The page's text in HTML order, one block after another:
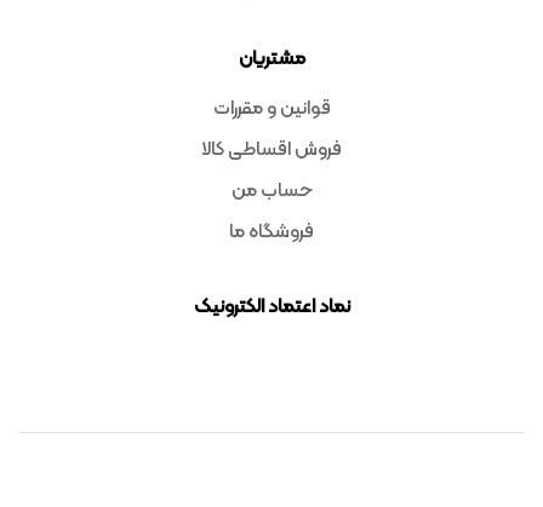
مشتریان
قوانین و مقررات
فروش اقساطی کالا
حساب من
فروشگاه ما
نماد اعتماد الکترونیک